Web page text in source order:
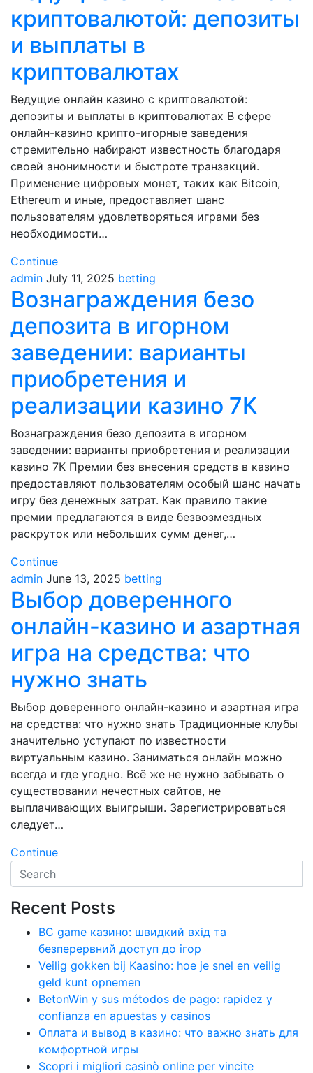
криптовалютой: депозиты
и выплаты в
криптовалютах
Ведущие онлайн казино с криптовалютой:
депозиты и выплаты в криптовалютах В сфере
онлайн-казино крипто-игорные заведения
стремительно набирают известность благодаря
своей анонимности и быстроте транзакций.
Применение цифровых монет, таких как Bitcoin,
Ethereum и иные, предоставляет шанс
пользователям удовлетворяться играми без
необходимости…
Continue
admin July 11, 2025 betting
Вознаграждения безо
депозита в игорном
заведении: варианты
приобретения и
реализации казино 7К
Вознаграждения безо депозита в игорном
заведении: варианты приобретения и реализации
казино 7К Премии без внесения средств в казино
предоставляют пользователям особый шанс начать
игру без денежных затрат. Как правило такие
премии предлагаются в виде безвозмездных
раскруток или небольших сумм денег,…
Continue
admin June 13, 2025 betting
Выбор доверенного
онлайн-казино и азартная
игра на средства: что
нужно знать
Выбор доверенного онлайн-казино и азартная игра
на средства: что нужно знать Традиционные клубы
значительно уступают по известности
виртуальным казино. Заниматься онлайн можно
всегда и где угодно. Всё же не нужно забывать о
существовании нечестных сайтов, не
выплачивающих выигрыши. Зарегистрироваться
следует…
Continue
Recent Posts
BC game казино: швидкий вхід та
безперервний доступ до ігор
Veilig gokken bij Kaasino: hoe je snel en veilig
geld kunt opnemen
BetonWin y sus métodos de pago: rapidez y
confianza en apuestas y casinos
Оплата и вывод в казино: что важно знать для
комфортной игры
Scopri i migliori casinò online per vincite